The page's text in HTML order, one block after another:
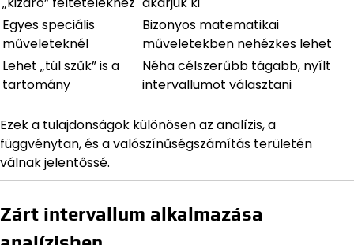
Egyes speciális
műveleteknél
Bizonyos matematikai
műveletekben nehézkes lehet
Lehet „túl szűk” is a
tartomány
Néha célszerűbb tágabb, nyílt
intervallumot választani
Ezek a tulajdonságok különösen az analízis, a
függvénytan, és a valószínűségszámítás területén
válnak jelentőssé.
Zárt intervallum alkalmazása